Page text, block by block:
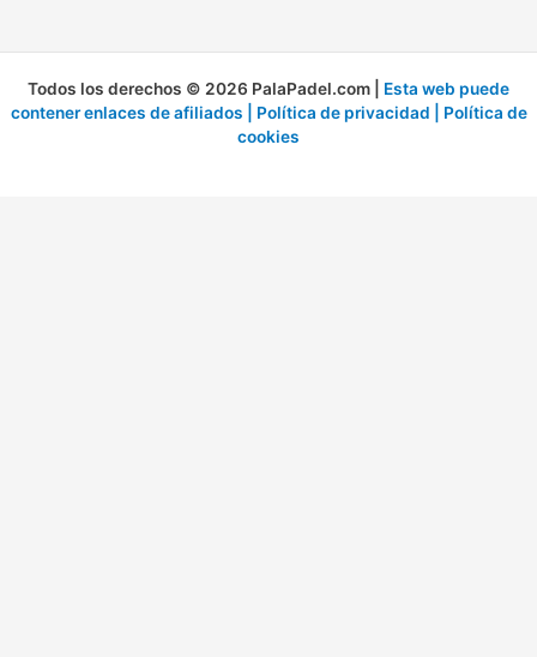
Todos los derechos © 2026 PalaPadel.com | Esta web puede
contener enlaces de afiliados | Política de privacidad
Política de
cookies